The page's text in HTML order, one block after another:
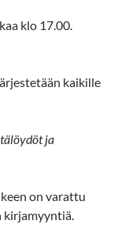
klo 17.00.
kaikille
ja
on varattu
kirjamyyntiä.